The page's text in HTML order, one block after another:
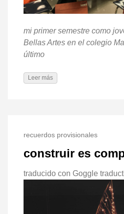
mi primer semestre como
Bellas Artes en el colegio
último
Leer más
recuerdos provisionales
construir es
traducido con Goggle